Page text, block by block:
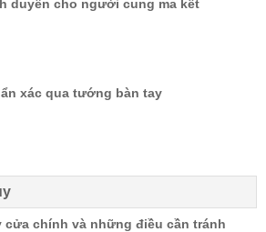
duyên cho người cung ma kết
xác qua tướng bàn tay
cửa chính và những điều cần tránh